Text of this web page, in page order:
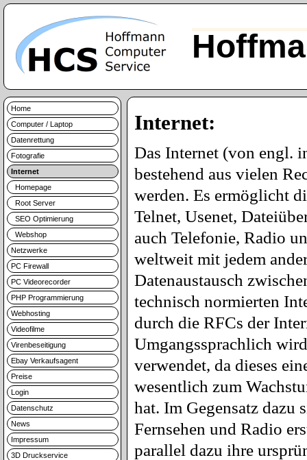
Home
Computer / Laptop
Datenrettung
Fotografie
Internet
Homepage
Root Server
SEO Optimierung
Webshop
Netzwerke
PC Firewall
PC Videorecorder
PHP Programmierung
Webhosting
Videofilme
Virenbeseitigung
Ebay Verkaufsagent
Preise
Login
Datenschutz
News
Impressum
3D Druckservice
Internet:
Das Internet (von engl.
bestehend aus vielen
werden. Es ermöglicht
Telnet, Usenet,
auch Telefonie, Radio
weltweit mit jedem
Datenaustausch
technisch normierten
durch die RFCs der
Umgangssprachlich
verwendet, da dieses
wesentlich zum
hat. Im Gegensatz dazu
Fernsehen und Radio
parallel dazu ihre